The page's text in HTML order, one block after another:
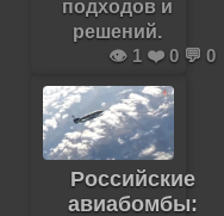
подходов и
решений.
👁️ 1 ❤️ 0 💬 0
Российские
авиабомбы: